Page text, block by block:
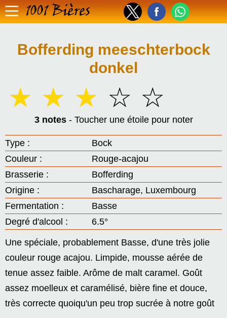
1001 Bières
Bofferding meeschterbock
donkel
☆
☆
☆
☆
☆
3 notes- Toucher une étoile pour noter
Type :
Bock
Couleur :
Rouge-acajou
Brasserie :
Bofferding
Origine :
Bascharage, Luxembourg
Fermentation :
Basse
Degré d'alcool :
6.5°
Une spéciale, probablement Basse, d'une très jolie
couleur rouge acajou. Limpide, mousse aérée de
tenue assez faible. Arôme de malt caramel. Goût
assez moelleux et caramélisé, bière fine et douce,
très correcte quoiqu'un peu trop sucrée à notre goût